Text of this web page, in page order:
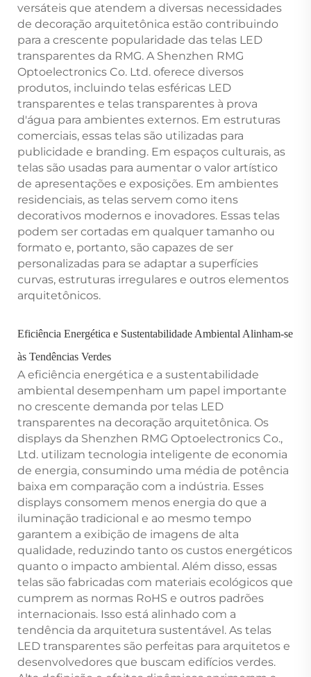
versáteis que atendem a diversas necessidades
de decoração arquitetônica estão contribuindo
para a crescente popularidade das telas LED
transparentes da RMG. A Shenzhen RMG
Optoelectronics Co. Ltd. oferece diversos
produtos, incluindo telas esféricas LED
transparentes e telas transparentes à prova
d'água para ambientes externos. Em estruturas
comerciais, essas telas são utilizadas para
publicidade e branding. Em espaços culturais, as
telas são usadas para aumentar o valor artístico
de apresentações e exposições. Em ambientes
residenciais, as telas servem como itens
decorativos modernos e inovadores. Essas telas
podem ser cortadas em qualquer tamanho ou
formato e, portanto, são capazes de ser
personalizadas para se adaptar a superfícies
curvas, estruturas irregulares e outros elementos
arquitetônicos.
Eficiência Energética e Sustentabilidade Ambiental Alinham-se
às Tendências Verdes
A eficiência energética e a sustentabilidade
ambiental desempenham um papel importante
no crescente demanda por telas LED
transparentes na decoração arquitetônica. Os
displays da Shenzhen RMG Optoelectronics Co.,
Ltd. utilizam tecnologia inteligente de economia
de energia, consumindo uma média de potência
baixa em comparação com a indústria. Esses
displays consomem menos energia do que a
iluminação tradicional e ao mesmo tempo
garantem a exibição de imagens de alta
qualidade, reduzindo tanto os custos energéticos
quanto o impacto ambiental. Além disso, essas
telas são fabricadas com materiais ecológicos que
cumprem as normas RoHS e outros padrões
internacionais. Isso está alinhado com a
tendência da arquitetura sustentável. As telas
LED transparentes são perfeitas para arquitetos e
desenvolvedores que buscam edifícios verdes.